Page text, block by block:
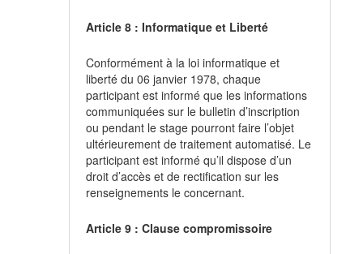
Article 8 : Informatique et Liberté
Conformément à la loi informatique et
liberté du 06 janvier 1978, chaque
participant est informé que les informations
communiquées sur le bulletin d’inscription
ou pendant le stage pourront faire l’objet
ultérieurement de traitement automatisé. Le
participant est informé qu’il dispose d’un
droit d’accès et de rectification sur les
renseignements le concernant.
Article 9 : Clause compromissoire